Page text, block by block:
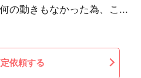
の動きもなかった為、こ...
依頼する